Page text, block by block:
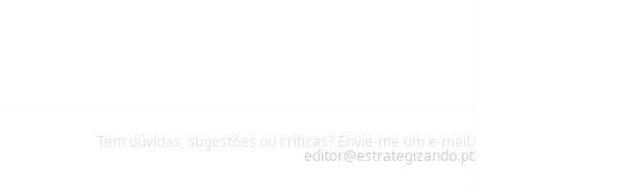
Tem dúvidas, sugestões ou críticas? Envie-me um e-mail:
editor@estrategizando.pt